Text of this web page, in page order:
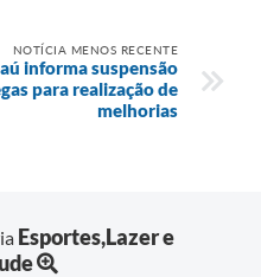
NOTÍCIA MENOS RECENTE
informa suspensão
para realização de
melhorias
Esportes,Lazer e